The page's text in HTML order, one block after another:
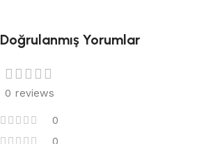
Doğrulanmış Yorumlar
0 reviews
0
0